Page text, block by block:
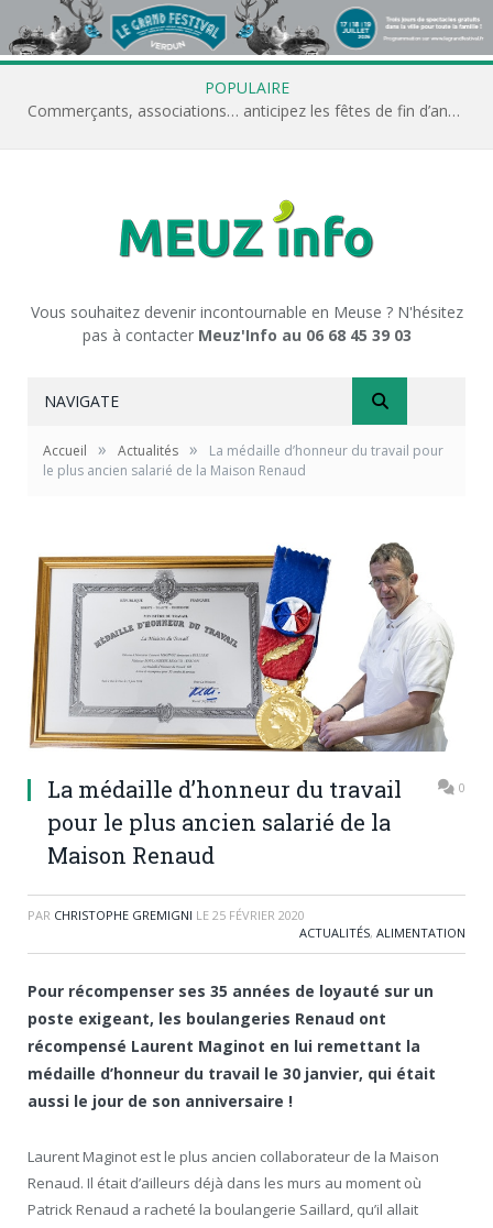
POPULAIRE
Commerçants, associations… anticipez les fêtes de fin d’année avec Meuz’Info
Vous souhaitez devenir incontournable en Meuse ? N'hésitez
pas à contacter Meuz'Info au 06 68 45 39 03
NAVIGATE
Accueil » Actualités »
La médaille d’honneur du travail pour
le plus ancien salarié de la Maison Renaud
La médaille d’honneur du travail
pour le plus ancien salarié de la
Maison Renaud
0
PAR CHRISTOPHE GREMIGNI LE 25 FÉVRIER 2020
ACTUALITÉS, ALIMENTATION
Pour récompenser ses 35 années de loyauté sur un
poste exigeant, les boulangeries Renaud ont
récompensé Laurent Maginot en lui remettant la
médaille d’honneur du travail le 30 janvier, qui était
aussi le jour de son anniversaire !
Laurent Maginot est le plus ancien collaborateur de la Maison
Renaud. Il était d’ailleurs déjà dans les murs au moment où
Patrick Renaud a racheté la boulangerie Saillard, qu’il allait